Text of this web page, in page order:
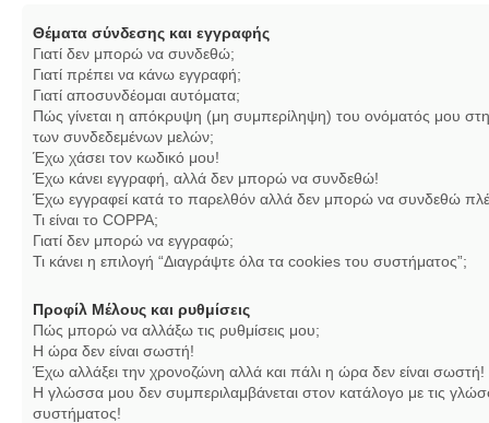
Θέματα σύνδεσης και εγγραφής
Γιατί δεν μπορώ να συνδεθώ;
Γιατί πρέπει να κάνω εγγραφή;
Γιατί αποσυνδέομαι αυτόματα;
Πώς γίνεται η απόκρυψη (μη συμπερίληψη) του ονόματός μου στη
των συνδεδεμένων μελών;
Έχω χάσει τον κωδικό μου!
Έχω κάνει εγγραφή, αλλά δεν μπορώ να συνδεθώ!
Έχω εγγραφεί κατά το παρελθόν αλλά δεν μπορώ να συνδεθώ
Τι είναι το COPPA;
Γιατί δεν μπορώ να εγγραφώ;
Τι κάνει η επιλογή “Διαγράψτε όλα τα cookies του συστήματος”;
Προφίλ Μέλους και ρυθμίσεις
Πώς μπορώ να αλλάξω τις ρυθμίσεις μου;
Η ώρα δεν είναι σωστή!
Έχω αλλάξει την χρονοζώνη αλλά και πάλι η ώρα δεν είναι σωστή!
Η γλώσσα μου δεν συμπεριλαμβάνεται στον κατάλογο με τις
συστήματος!